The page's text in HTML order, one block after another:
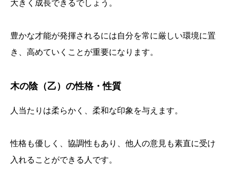
大きく成長できるでしょう。
豊かな才能が発揮されるには自分を常に厳しい環境に置
き、高めていくことが重要になります。
木の陰（乙）の性格・性質
人当たりは柔らかく、柔和な印象を与えます。
性格も優しく、協調性もあり、他人の意見も素直に受け
入れることができる人です。